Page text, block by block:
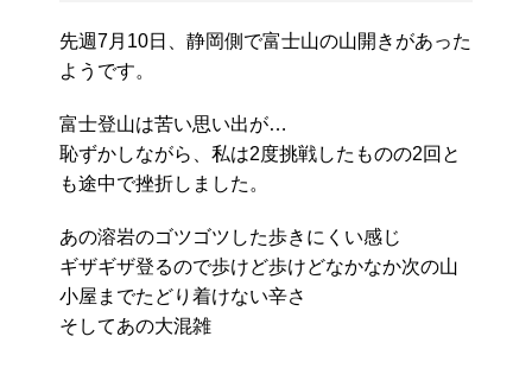
先週7月10日、静岡側で富士山の山開きがあった
ようです。
富士登山は苦い思い出が…
恥ずかしながら、私は2度挑戦したものの2回と
も途中で挫折しました。
あの溶岩のゴツゴツした歩きにくい感じ
ギザギザ登るので歩けど歩けどなかなか次の山
小屋までたどり着けない辛さ
そしてあの大混雑